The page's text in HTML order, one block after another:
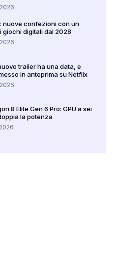
nuove confezioni con un
giochi digitali dal 2028
trailer ha una data, e
in anteprima su Netflix
8 Elite Gen 6 Pro: GPU a sei
la potenza